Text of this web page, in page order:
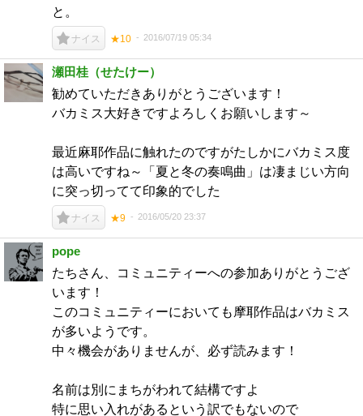
と。
ナイス ★10 2016/07/19 05:34
瀬田桂（せたけー）
勧めていただきありがとうございます！
バカミス大好きですよろしくお願いします～
最近麻耶作品に触れたのですがたしかにバカミス度
は高いですね～「夏と冬の奏鳴曲」は凄まじい方向
に突っ切ってて印象的でした
ナイス ★9 2016/05/20 23:37
pope
たちさん、コミュニティーへの参加ありがとうござ
います！
このコミュニティーにおいても摩耶作品はバカミス
が多いようです。
中々機会がありませんが、必ず読みます！
名前は別にまちがわれて結構ですよ
特に思い入れがあるという訳でもないので